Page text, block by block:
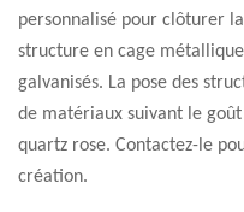
personnalisé pour clôturer
structure en cage
galvanisés. La pose des
de matériaux suivant le
quartz rose. Contactez-le
création.